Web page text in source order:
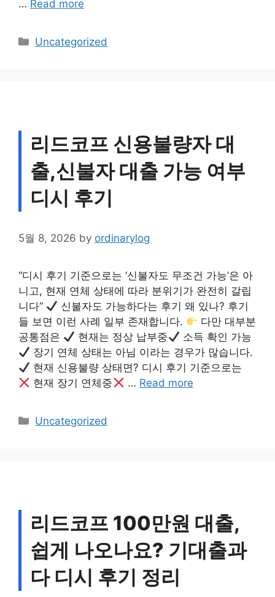
… Read more
Categories
Uncategorized
리드코프 신용불량자 대
출,신불자 대출 가능 여부
디시 후기
5월 8, 2026 by ordinarylog
“디시 후기 기준으로는 ‘신불자도 무조건 가능’은 아
니고, 현재 연체 상태에 따라 분위기가 완전히 갈립
니다”
신불자도 가능하다는 후기 왜 있나? 후기
들 보면 이런 사례 일부 존재합니다.
다만 대부분
공통점은
현재는 정상 납부중
소득 확인 가능
장기 연체 상태는 아님 이라는 경우가 많습니다.
현재 신용불량 상태면? 디시 후기 기준으로는
현재 장기 연체중
… Read more
Categories
Uncategorized
리드코프 100만원 대출,
쉽게 나오나요? 기대출과
다 디시 후기 정리